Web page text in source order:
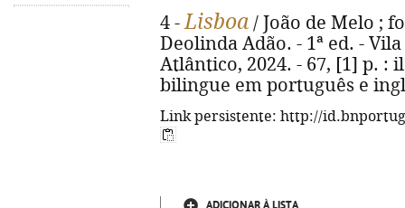
4 -Lisboa / João de Melo ;
Deolinda Adão. - 1ª ed. -
Atlântico, 2024. - 67, [1] p. :
bilingue em português e
Link persistente: http://
ADICIONAR À LISTA